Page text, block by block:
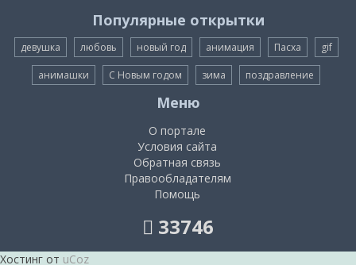
Популярные открытки
девушка любовь новый год анимация Пасха gif
анимашки С Новым годом зима поздравление
Меню
О портале
Условия сайта
Обратная связь
Правообладателям
Помощь
33746
Хостинг от uCoz